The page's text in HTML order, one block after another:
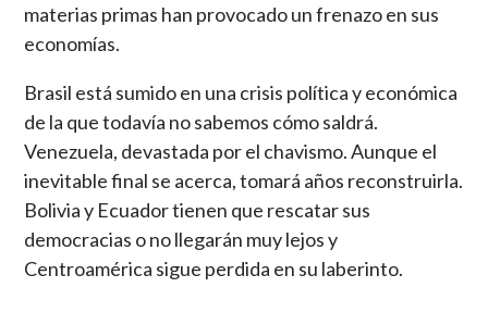
materias primas han provocado un frenazo en sus
economías.
Brasil está sumido en una crisis política y económica
de la que todavía no sabemos cómo saldrá.
Venezuela, devastada por el chavismo. Aunque el
inevitable final se acerca, tomará años reconstruirla.
Bolivia y Ecuador tienen que rescatar sus
democracias o no llegarán muy lejos y
Centroamérica sigue perdida en su laberinto.